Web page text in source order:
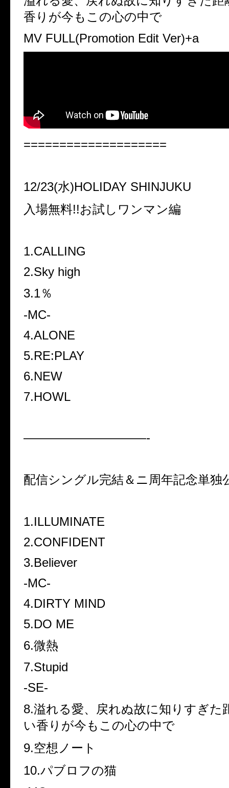
香りが今もこの心の中で
MV FULL(Promotion Edit Ver)+a
====================
12/23(水)HOLIDAY SHINJUKU
入場無料!!お試しワンマン編
1.CALLING
2.Sky high
3.1％
-MC-
4.ALONE
5.RE:PLAY
6.NEW
7.HOWL
——————————-
配信シングル完結＆ニ周年記念単独
1.ILLUMINATE
2.CONFIDENT
3.Believer
-MC-
4.DIRTY MIND
5.DO ME
6.微熱
7.Stupid
-SE-
8.溢れる愛、戻れぬ故に知りすぎた
い香りが今もこの心の中で
9.空想ノート
10.パブロフの猫